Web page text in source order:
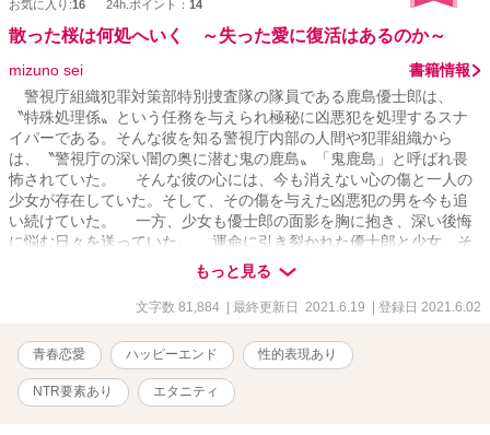
お気に入り:16 24h.ポイント： 14
散った桜は何処へいく ～失った愛に復活はあるのか～
mizuno sei
書籍情報
警視庁組織犯罪対策部特別捜査隊の隊員である鹿島優士郎は、
〝特殊処理係〟という任務を与えられ極秘に凶悪犯を処理するスナ
イパーである。そんな彼を知る警視庁内部の人間や犯罪組織から
は、〝警視庁の深い闇の奥に潜む鬼の鹿島〟「鬼鹿島」と呼ばれ畏
怖されていた。 そんな彼の心には、今も消えない心の傷と一人の
少女が存在していた。そして、その傷を与えた凶悪犯の男を今も追
い続けていた。 一方、少女も優士郎の面影を胸に抱き、深い後悔
に悩む日々を送っていた。 運命に引き裂かれた優士郎と少女。そ
の二人の運命の道が、再び切れない糸に引かれるように一つになろ
もっと見る
文字数 81,884 | 最終更新日 2021.6.19 | 登録日 2021.6.02
青春恋愛 ハッピーエンド 性的表現あり
NTR要素あり エタニティ